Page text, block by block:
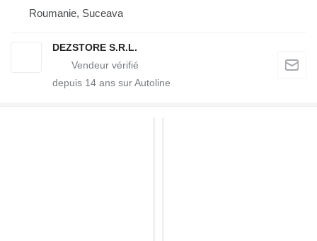
Roumanie, Suceava
DEZSTORE S.R.L.
depuis 14 ans sur Autoline